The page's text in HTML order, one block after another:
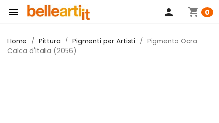
 shopping_cart 0
person
Home Pittura Pigmenti per Artisti
Pigmento Ocra
Calda d'Italia (2056)